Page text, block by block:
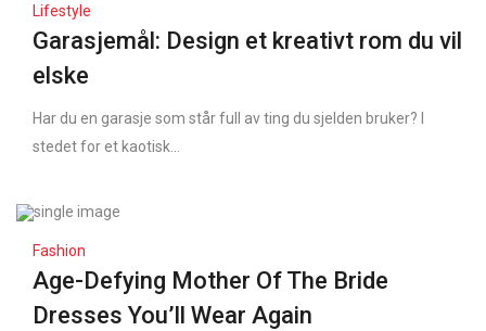
Lifestyle
Garasjemål: Design et kreativt rom du vil
elske
Har du en garasje som står full av ting du sjelden bruker? I
stedet for et kaotisk...
Fashion
Age-Defying Mother Of The Bride
Dresses You’ll Wear Again